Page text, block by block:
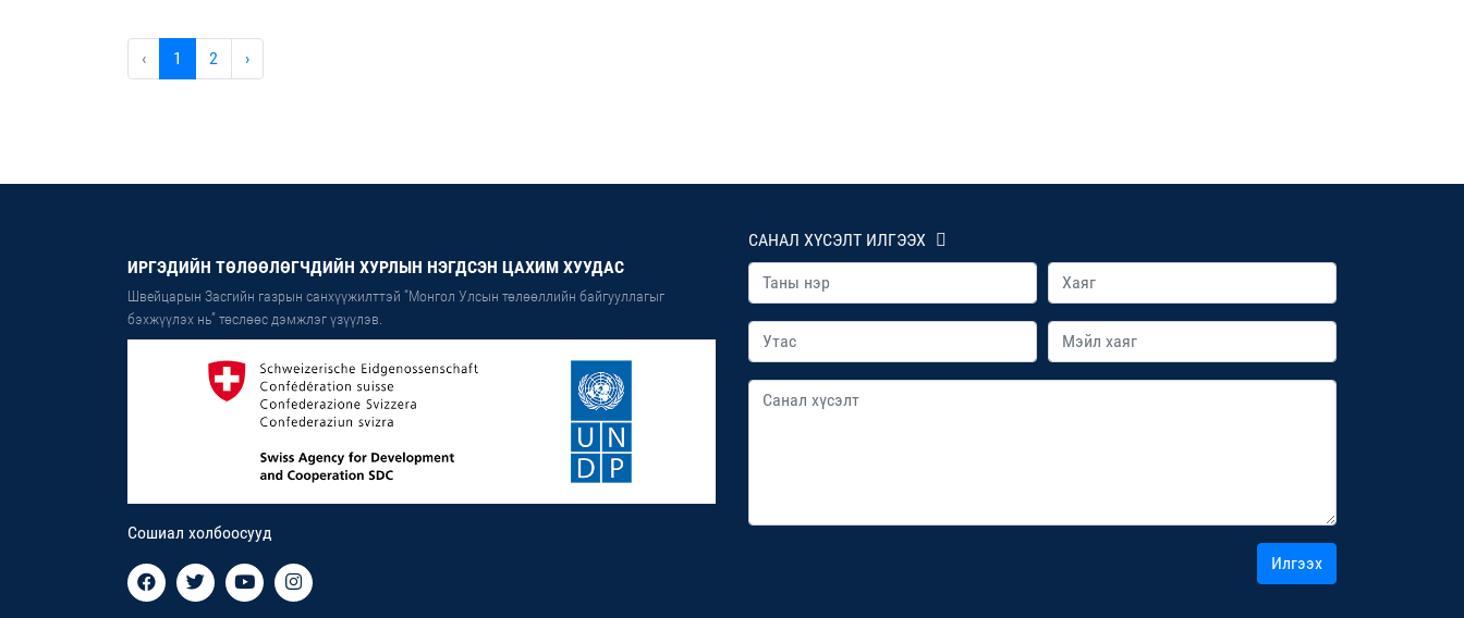
‹ 1 2 ›
ИРГЭДИЙН ТӨЛӨӨЛӨГЧДИЙН ХУРЛЫН НЭГДСЭН ЦАХИМ ХУУДАС
Швейцарын Засгийн газрын санхүүжилттэй “Монгол Улсын төлөөллийн байгууллагыг
бэхжүүлэх нь” төслөөс дэмжлэг үзүүлэв.
Сошиал холбоосууд
САНАЛ ХҮСЭЛТ ИЛГЭЭХ
Илгээх